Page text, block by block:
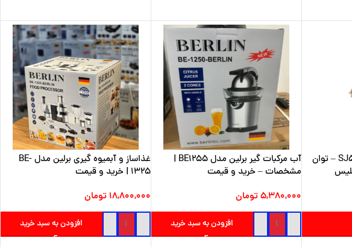
عصاره گیر مودکس مدل SJ595 – توان
آب مرکبات گیر برلین مدل BE1255 |
مشخصات – خرید و قیمت
۵,۳۸۰,۰۰۰تومان
افزودن به سبد خرید
غذاساز و آبمیوه گیری برلین مدل BE-
1325 | خرید و قیمت
۱۸,۸۰۰,۰۰۰ تومان
افزودن به سبد خرید